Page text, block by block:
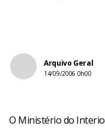
Arquivo Geral
14/09/2006 0h00
O Ministério do